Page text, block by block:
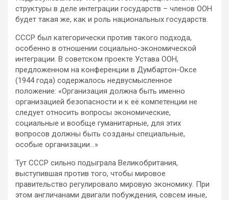
структуры в деле интеграции государств – членов ООН
будет такая же, как и роль национальных государств.
СССР был категорически против такого подхода,
особенно в отношении социально-экономической
интеграции. В советском проекте Устава ООН,
предложенном на конференции в Думбартон-Оксе
(1944 года) содержалось недвусмысленное
положение: «Организация должна быть именно
организацией безопасности и к её компетенции не
следует относить вопросы экономические,
социальные и вообще гуманитарные, для этих
вопросов должны быть созданы специальные,
особые организации…»
Тут СССР сильно подыграла Великобритания,
выступившая против того, чтобы мировое
правительство регулировало мировую экономику. При
этом англичанами двигали побуждения, совсем иные,